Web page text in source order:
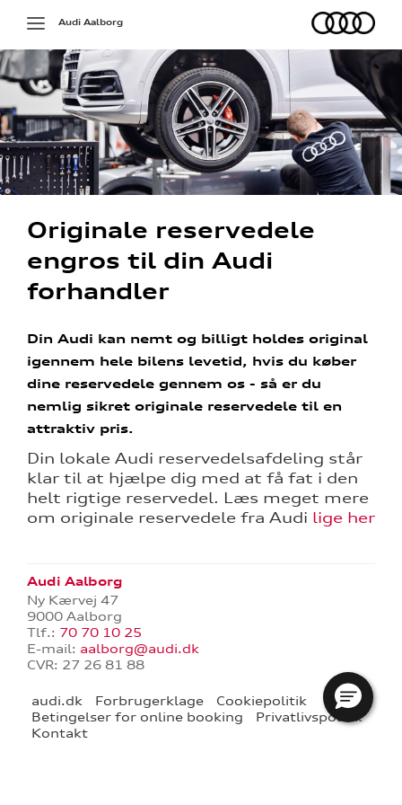
Toggle
navigation
Audi
Audi Aalborg
Originale reservedele
engros til din Audi
forhandler
Din Audi kan nemt og billigt holdes original
igennem hele bilens levetid, hvis du køber
dine reservedele gennem os - så er du
nemlig sikret originale reservedele til en
attraktiv pris.
Din lokale Audi reservedelsafdeling står
klar til at hjælpe dig med at få fat i den
helt rigtige reservedel. Læs meget mere
om originale reservedele fra Audi lige her
Audi Aalborg
Ny Kærvej 47
9000 Aalborg
Tlf.: 70 70 10 25
E-mail: aalborg@audi.dk
CVR: 27 26 81 88
audi.dk Forbrugerklage
Cookiepolitik
Betingelser for online booking
Privatlivspolitik
Kontakt